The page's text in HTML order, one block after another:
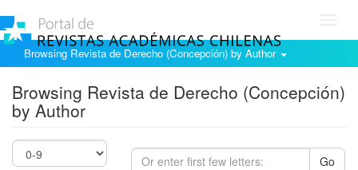
Browsing Revista de Derecho (Concepción) by Author
Browsing Revista de Derecho (Concepción)
by Author
Go